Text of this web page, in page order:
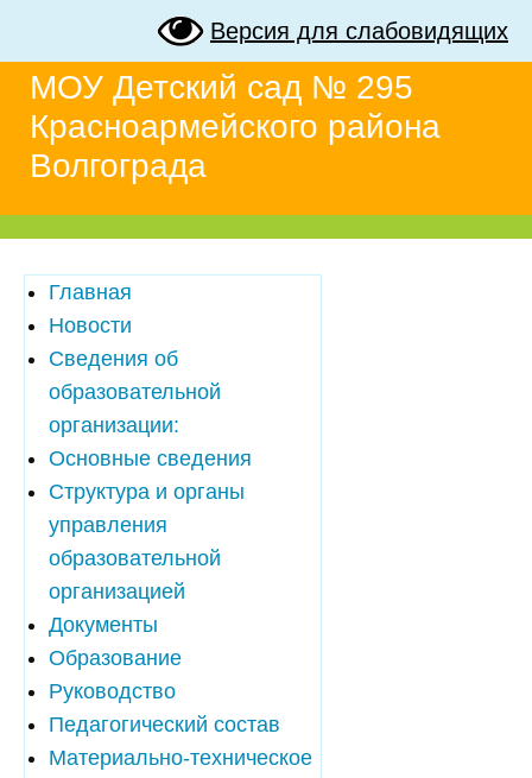
Версия для слабовидящих
МОУ Детский сад № 295
Красноармейского района
Волгограда
Главная
Новости
Сведения об
образовательной
организации:
Основные сведения
Структура и органы
управления
образовательной
организацией
Документы
Образование
Руководство
Педагогический состав
Материально-техническое